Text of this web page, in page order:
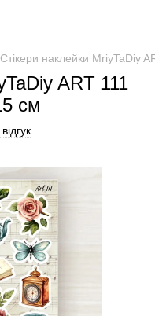
Стікери наклейки MriyTaDiy
ART 111
см